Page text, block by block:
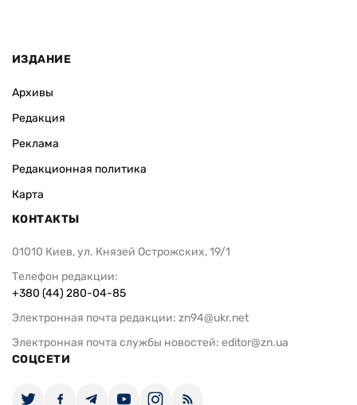
ИЗДАНИЕ
Архивы
Редакция
Реклама
Редакционная политика
Карта
КОНТАКТЫ
01010 Киев, ул. Князей Острожских, 19/1
Телефон редакции:
+380 (44) 280-04-85
Электронная почта редакции: zn94@ukr.net
Электронная почта службы новостей: editor@zn.ua
СОЦСЕТИ